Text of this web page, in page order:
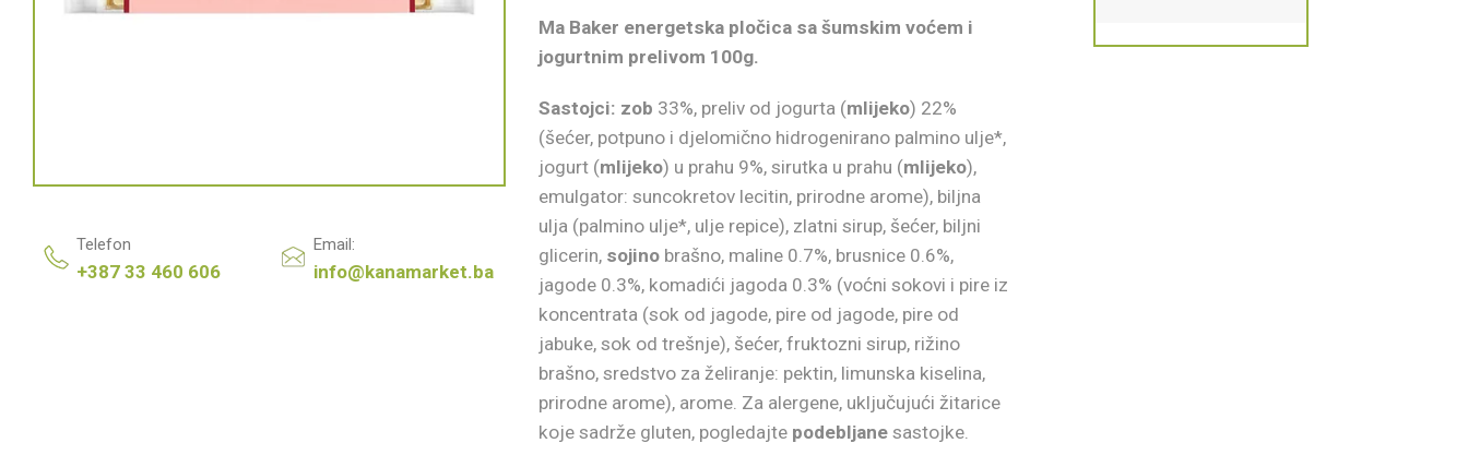
Telefon
+387 33 460 606
Email:
info@kanamarket.ba
Ma Baker energetska pločica sa šumskim voćem i
jogurtnim prelivom 100g.
Sastojci: zob 33%, preliv od jogurta (mlijeko) 22%
(šećer, potpuno i djelomično hidrogenirano palmino ulje*,
jogurt (mlijeko) u prahu 9%, sirutka u prahu (mlijeko),
emulgator: suncokretov lecitin, prirodne arome), biljna
ulja (palmino ulje*, ulje repice), zlatni sirup, šećer, biljni
glicerin, sojino brašno, maline 0.7%, brusnice 0.6%,
jagode 0.3%, komadići jagoda 0.3% (voćni sokovi i pire iz
koncentrata (sok od jagode, pire od jagode, pire od
jabuke, sok od trešnje), šećer, fruktozni sirup, rižino
brašno, sredstvo za želiranje: pektin, limunska kiselina,
prirodne arome), arome. Za alergene, uključujući žitarice
koje sadrže gluten, pogledajte podebljane sastojke.